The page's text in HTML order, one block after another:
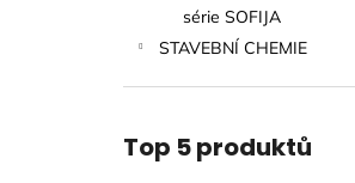
série SOFIJA
STAVEBNÍ CHEMIE
Top 5 produktů